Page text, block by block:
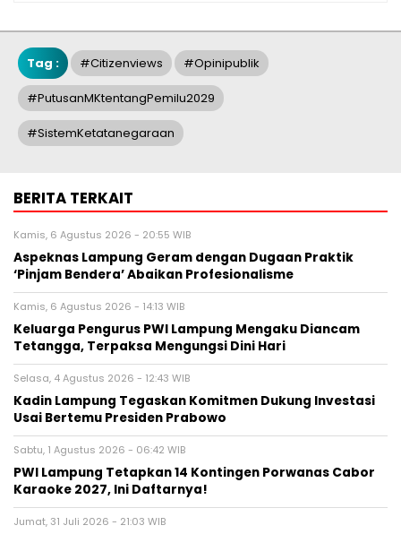
Tag : #citizenviews #opinipublik
#putusanMKtentangPemilu2029
#SistemKetatanegaraan
BERITA TERKAIT
Kamis, 6 Agustus 2026 - 20:55 WIB
Aspeknas Lampung Geram dengan Dugaan Praktik
‘Pinjam Bendera’ Abaikan Profesionalisme
Kamis, 6 Agustus 2026 - 14:13 WIB
Keluarga Pengurus PWI Lampung Mengaku Diancam
Tetangga, Terpaksa Mengungsi Dini Hari
Selasa, 4 Agustus 2026 - 12:43 WIB
Kadin Lampung Tegaskan Komitmen Dukung Investasi
Usai Bertemu Presiden Prabowo
Sabtu, 1 Agustus 2026 - 06:42 WIB
PWI Lampung Tetapkan 14 Kontingen Porwanas Cabor
Karaoke 2027, Ini Daftarnya!
Jumat, 31 Juli 2026 - 21:03 WIB